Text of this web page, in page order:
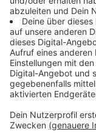
Polen
haben Ermittler
Menschen mit
Veröffentlicht:
Anzeige